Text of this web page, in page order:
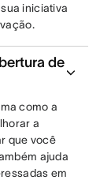
iniciativa
de
como a
a
que você
ajuda
em